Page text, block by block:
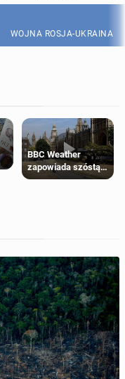
WOJNA ROSJA-UKRAINA
BBC Weather
zapowiada szóstą
falę upałów w